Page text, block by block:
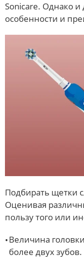
Sonicare. Однако
особенности и
Подбирать щетки
Оценивая
пользу того или
Величина
более двух